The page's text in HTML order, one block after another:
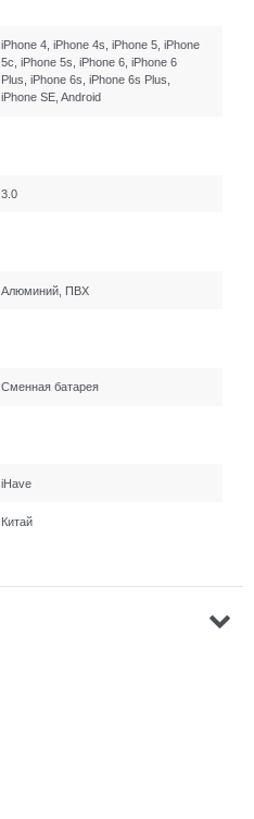
iPhone 4, iPhone 4s, iPhone 5, iPhone
5c, iPhone 5s, iPhone 6, iPhone 6
Plus, iPhone 6s, iPhone 6s Plus,
iPhone SE, Android
3.0
Алюминий, ПВХ
Сменная батарея
iHave
Китай